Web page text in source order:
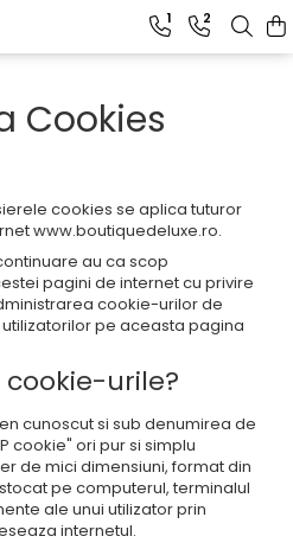
1 2
Cookies
cookies se aplica tuturor
www.boutiquedeluxe.ro.
au ca scop
pagini de internet cu privire
cookie-urilor de
pe aceasta pagina
cookie-urile?
cunoscut si sub denumirea de
cookie" ori pur si simplu
de mici dimensiuni, format din
pe computerul, terminalul
ale unui utilizator prin
internetul.